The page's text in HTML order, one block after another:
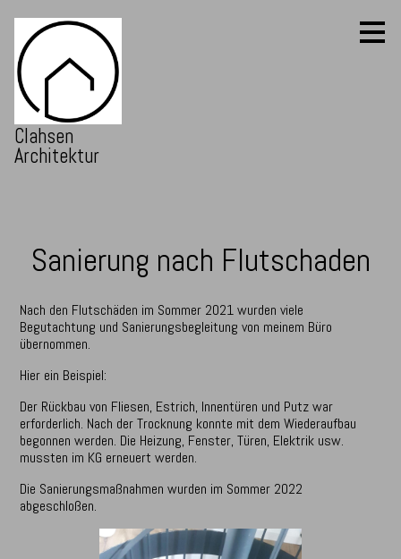
Zu
Hauptinhalten
überspringen
Clahsen
Architektur
Sanierung nach Flutschaden
Nach den Flutschäden im Sommer 2021 wurden viele
Begutachtung und Sanierungsbegleitung von meinem Büro
übernommen.
Hier ein Beispiel:
Der Rückbau von Fliesen, Estrich, Innentüren und Putz war
erforderlich. Nach der Trocknung konnte mit dem Wiederaufbau
begonnen werden. Die Heizung, Fenster, Türen, Elektrik usw.
mussten im KG erneuert werden.
Die Sanierungsmaßnahmen wurden im Sommer 2022
abgeschloßen.